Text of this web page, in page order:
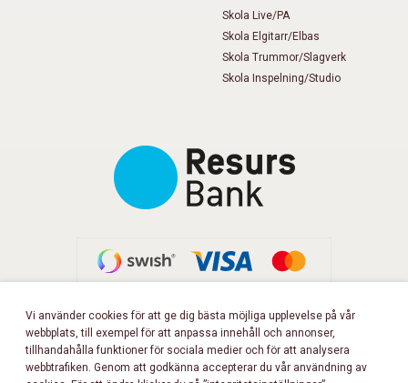
Skola Live/PA
Skola Elgitarr/Elbas
Skola Trummor/Slagverk
Skola Inspelning/Studio
FÖLJ OSS PÅ FACEBOOK!
Vi använder cookies för att ge dig bästa möjliga upplevelse på vår
webbplats, till exempel för att anpassa innehåll och annonser,
tillhandahålla funktioner för sociala medier och för att analysera
webbtrafiken. Genom att godkänna accepterar du vår användning av